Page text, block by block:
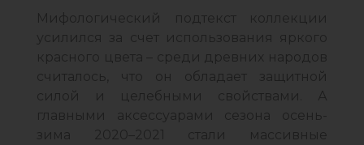
Мифологический подтекст коллекции
усилился за счет использования яркого
красного цвета – среди древних народов
считалось, что он обладает защитной
силой и целебными свойствами. А
главными аксессуарами сезона осень-
зима 2020–2021 стали массивные